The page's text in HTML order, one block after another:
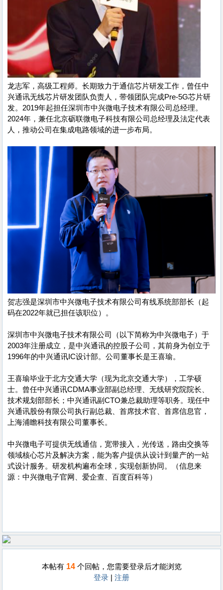
龙志军，高级工程师。长期致力于通信芯片研发工作，曾任中
兴通讯无线芯片研发团队负责人，带领团队完成Pre-5G芯片研
发。2019年起担任深圳市中兴微电子技术有限公司总经理。
2024年，兼任北京砺联微电子科技有限公司总经理及法定代表
人，推动公司在集成电路领域的进一步布局。
贺志强是深圳市中兴微电子技术有限公司有线系统部部长（起
码在2022年就已担任该职位）。
深圳市中兴微电子技术有限公司（以下简称为中兴微电子）于
2003年注册成立，是中兴通讯的控股子公司，其前身为创立于
1996年的中兴通讯IC设计部。公司董事长是王喜瑜。
王喜瑜毕业于北方交通大学（现为北京交通大学），工学硕
士。曾任中兴通讯CDMA事业部副总经理、无线研究院院长、
技术规划部部长；中兴通讯副CTO兼总裁助理等职务。现任中
兴通讯股份有限公司执行副总裁、首席技术官、首席信息官，
上海浦瞻科技有限公司董事长。
中兴微电子可提供无线通信，宽带接入，光传送，路由交换等
领域核心芯片及解决方案，能为客户提供从设计到量产的一站
式设计服务。研发机构遍布全球，实现创新协同。（信息来
源：中兴微电子官网、爱企查、百度百科等）
本帖有 14个回帖，您需要登录后才能浏览
登录
注册